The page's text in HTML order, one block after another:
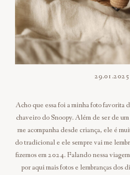
29.01.2025
Acho que essa foi a minha foto favorita
chaveiro do Snoopy. Além de ser de
me acompanha desde criança, ele é
do tradicional e ele sempre vai me
fizemos em 2024. Falando nessa
por aqui mais fotos e lembranças dos